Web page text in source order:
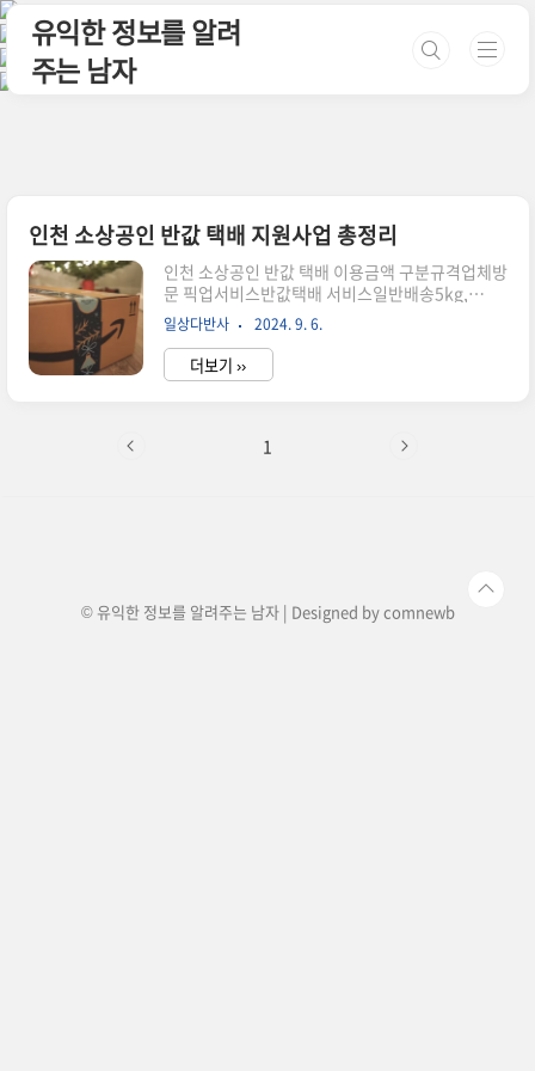
본문 바로가기
유익한 정보를 알려
주는 남자
인천 소상공인 반값 택배 지원사업 총정리
인천 소상공인 반값 택배 이용금액 구분규격업체방
문 픽업서비스반값택배 서비스일반배송5kg,
100cm 이하2500원1500원10kg, 120cm 이하
3500원2500원당일배송5kg, 100cm 이하3500
원2500원신선배송5kg, 100cm 이하3500원
2500원인천 소상공인 반값 택배 모집대상인천시
1일 부터) / 반값택배 서비스 (2024년 10월 1일 예
일상다반사 2024. 9. 6.
더보기 ››
1
© 유익한 정보를 알려주는 남자 | Designed bycomnewb